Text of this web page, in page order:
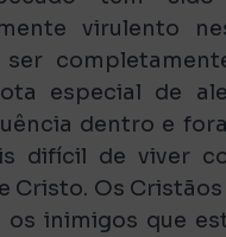
virulento
ser
especial de
dentro e
difícil de viver
Cristo. Os
inimigos que